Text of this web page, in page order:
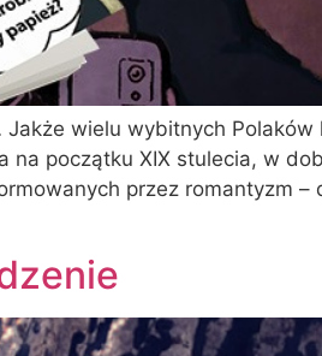
wielu wybitnych Polaków
na początku XIX stulecia, w
przez romantyzm –